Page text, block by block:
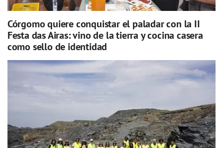
Córgomo quiere conquistar el paladar con la II
Festa das Airas: vino de la tierra y cocina casera
como sello de identidad